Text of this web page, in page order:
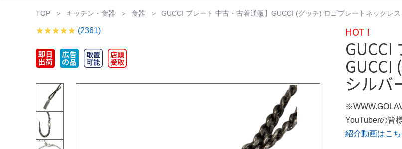
TOP キッチン・食器 食器 GUCCI プレート 中古・古着通販】GUCCI (グッチ) ロゴプレートネックレス
(2361) HOT !
GUCCI
GUCCI
シルバ
YouTuberの皆
紹介動画はこち